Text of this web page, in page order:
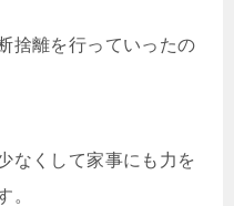
捨離を行っていったの
なくして家事にも力を
。